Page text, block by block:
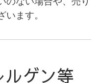
ます。
ゲン等